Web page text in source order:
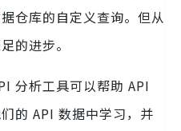
仓库的自定义查询。但从
的进步。
分析工具可以帮助 API
的 API 数据中学习，并